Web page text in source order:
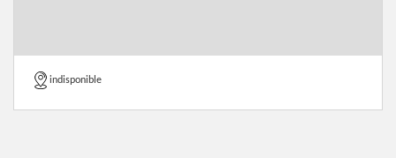
indisponible